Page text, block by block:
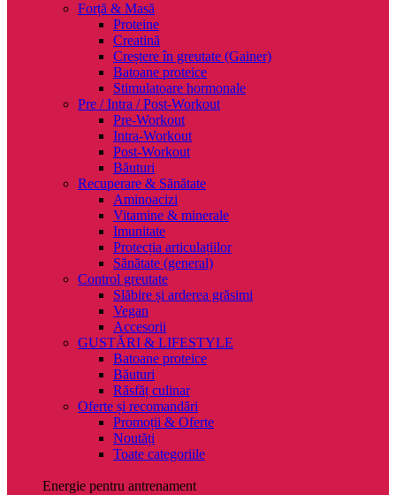
Forță & Masă
Proteine
Creatină
Creștere în greutate (Gainer)
Batoane proteice
Stimulatoare hormonale
Pre / Intra / Post-Workout
Pre-Workout
Intra-Workout
Post-Workout
Băuturi
Recuperare & Sănătate
Aminoacizi
Vitamine & minerale
Imunitate
Protecția articulațiilor
Sănătate (general)
Control greutate
Slăbire și arderea grăsimi
Vegan
Accesorii
GUSTĂRI & LIFESTYLE
Batoane proteice
Băuturi
Răsfăț culinar
Oferte și recomandări
Promoții & Oferte
Noutăți
Toate categoriile
Energie pentru antrenament